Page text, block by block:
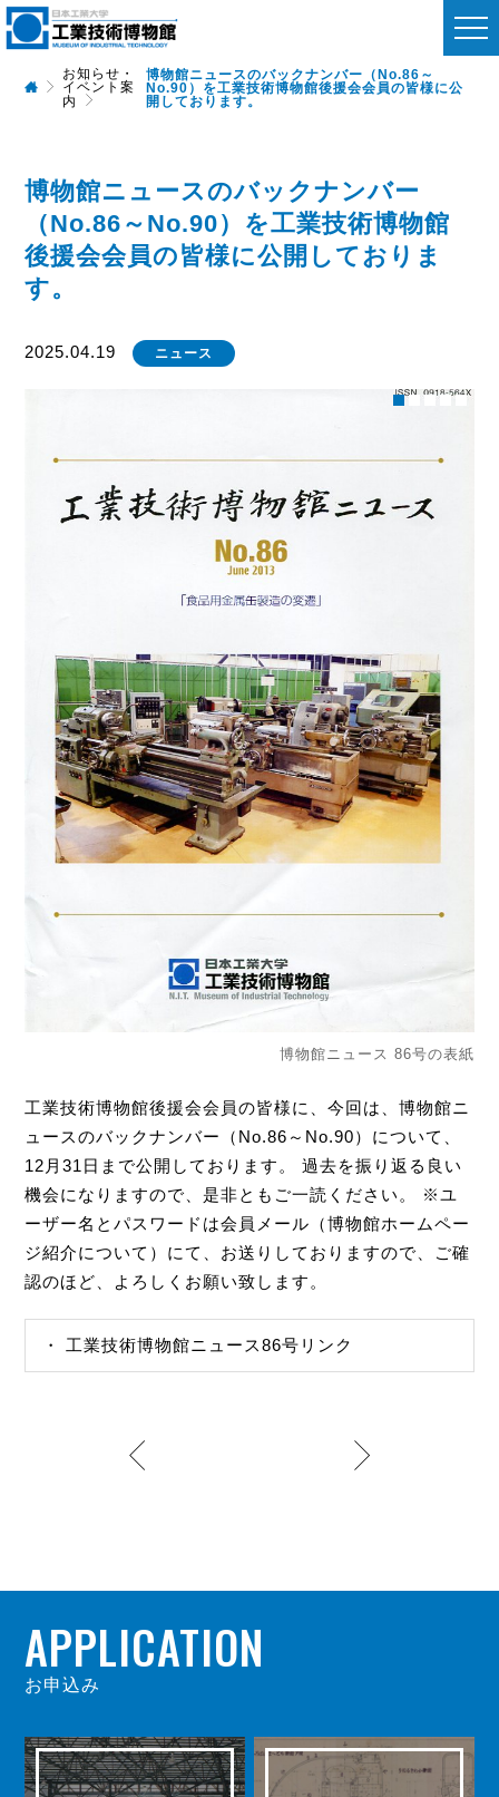
お知らせ・
イベント案
内
博物館ニュースのバックナンバー（No.86～
No.90）を工業技術博物館後援会会員の皆様に公
開しております。
博物館ニュースのバックナンバー
（No.86～No.90）を工業技術博物館
後援会会員の皆様に公開しておりま
す。
2025.04.19 ニュース
博物館ニュース 86号の表紙
工業技術博物館後援会会員の皆様に、今回は、博物館ニ
ュースのバックナンバー（No.86～No.90）について、
12月31日まで公開しております。 過去を振り返る良い
機会になりますので、是非ともご一読ください。 ※ユ
ーザー名とパスワードは会員メール（博物館ホームペー
ジ紹介について）にて、お送りしておりますので、ご確
認のほど、よろしくお願い致します。
工業技術博物館ニュース86号リンク
APPLICATION
お申込み